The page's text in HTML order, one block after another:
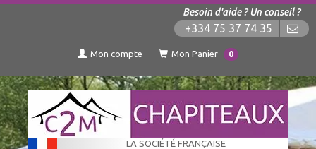
Besoin d'aide ? Un conseil ?
+334 75 37 74 35
Mon compte Mon Panier 0
LA SOCIÉTÉ FRANÇAISE